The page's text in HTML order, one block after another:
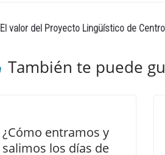
El valor del Proyecto Lingüístico de
También te puede
¿Cómo entramos y
salimos los días de